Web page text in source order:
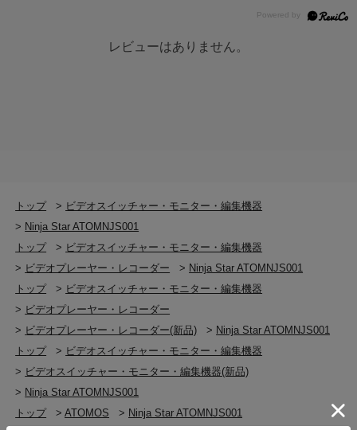
レビューはありません。
トップ > ビデオスイッチャー・モニター・編集機器
> Ninja Star ATOMNJS001
トップ
> ビデオスイッチャー・モニター・編集機器
> ビデオプレーヤー・レコーダー > Ninja Star ATOMNJS001
トップ
> ビデオスイッチャー・モニター・編集機器
> ビデオプレーヤー・レコーダー
> ビデオプレーヤー・レコーダー(新品) > Ninja Star ATOMNJS001
トップ
> ビデオスイッチャー・モニター・編集機器
> ビデオスイッチャー・モニター・編集機器(新品)
> Ninja Star ATOMNJS001
トップ
>ATOMOS > Ninja Star ATOMNJS001